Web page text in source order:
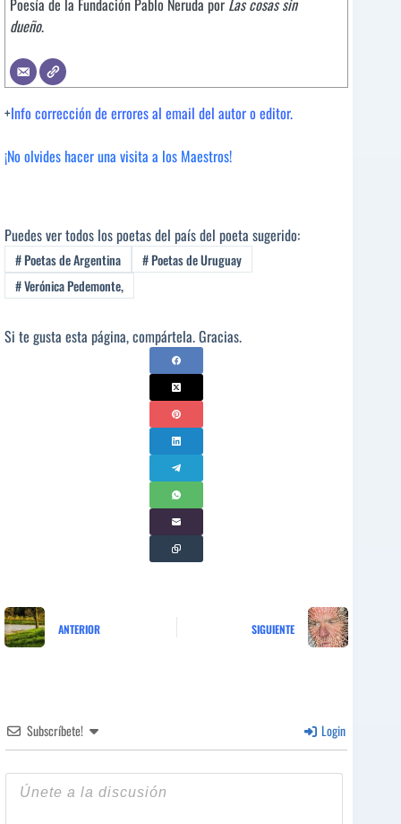
Poesía de la Fundación Pablo Neruda por Las cosas sin
dueño.
+Info corrección de errores al email del autor o editor.
¡No olvides hacer una visita a los Maestros!
Puedes ver todos los poetas del país del poeta sugerido:
#Poetas de Argentina #Poetas de Uruguay
#Verónica Pedemonte,
Si te gusta esta página, compártela. Gracias.
ANTERIOR SIGUIENTE
Subscríbete! Login